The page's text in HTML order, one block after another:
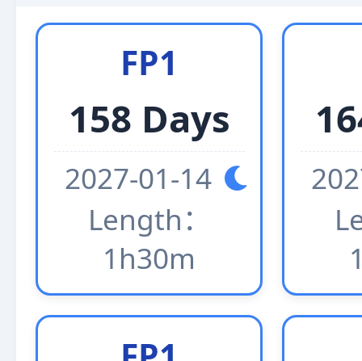
FP1
158 Days
2027-01-14
Length：
1h30m